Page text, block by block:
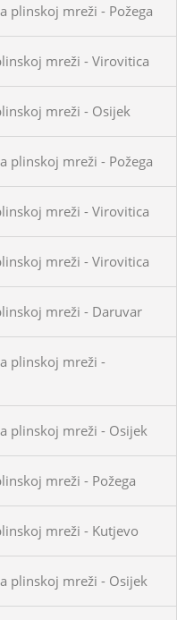
plinskoj mreži - Požega
mreži - Virovitica
mreži - Osijek
plinskoj mreži - Požega
mreži - Virovitica
mreži - Virovitica
mreži - Daruvar
plinskoj mreži -
plinskoj mreži - Osijek
mreži - Požega
mreži - Kutjevo
plinskoj mreži - Osijek